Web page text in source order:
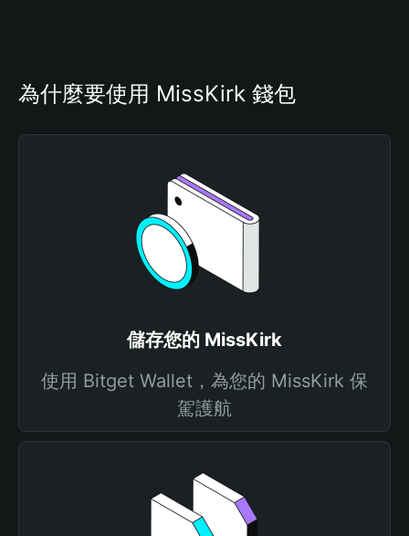
為什麼要使用 MissKirk 錢包
儲存您的 MissKirk
使用 Bitget Wallet，為您的 MissKirk 保
駕護航